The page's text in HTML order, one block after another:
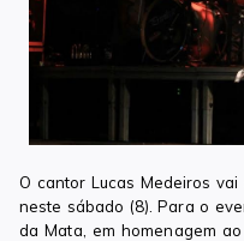
O cantor Lucas Medeiros
neste sábado (8). Para o
da Mata, em homenagem